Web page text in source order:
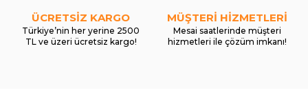
ÜCRETSİZ KARGO
Türkiye’nin her yerine 2500
TL ve üzeri ücretsiz kargo!
MÜŞTERİ HİZMETLERİ
Mesai saatlerinde müşteri
hizmetleri ile çözüm imkanı!